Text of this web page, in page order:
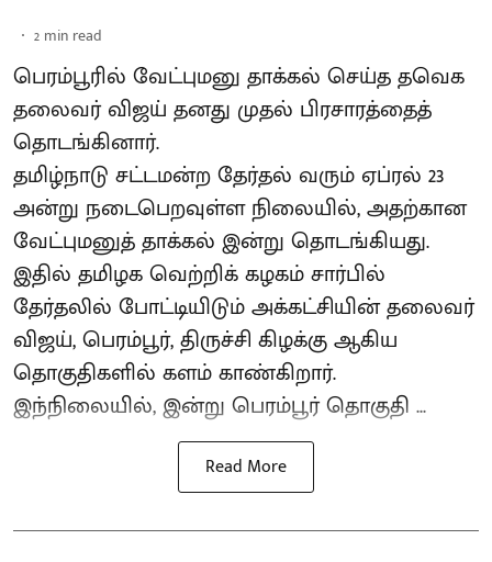
2 min read
பெரம்பூரில் வேட்புமனு தாக்கல் செய்த தவெக
தலைவர் விஜய் தனது முதல் பிரசாரத்தைத்
தொடங்கினார்.
தமிழ்நாடு சட்டமன்ற தேர்தல் வரும் ஏப்ரல் 23
அன்று நடைபெறவுள்ள நிலையில், அதற்கான
வேட்புமனுத் தாக்கல் இன்று தொடங்கியது.
இதில் தமிழக வெற்றிக் கழகம் சார்பில்
தேர்தலில் போட்டியிடும் அக்கட்சியின் தலைவர்
விஜய், பெரம்பூர், திருச்சி கிழக்கு ஆகிய
தொகுதிகளில் களம் காண்கிறார்.
இந்நிலையில், இன்று பெரம்பூர் தொகுதி ...
Read More